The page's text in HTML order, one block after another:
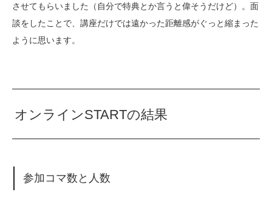
させてもらいました（自分で特典とか言うと偉そうだけど）。面
談をしたことで、講座だけでは遠かった距離感がぐっと縮まった
ように思います。
オンラインSTARTの結果
参加コマ数と人数